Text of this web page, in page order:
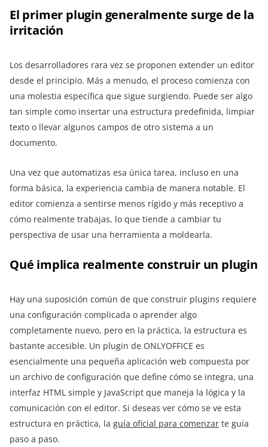
El primer plugin generalmente surge de la
irritación
Los desarrolladores rara vez se proponen extender un editor
desde el principio. Más a menudo, el proceso comienza con
una molestia específica que sigue surgiendo. Puede ser algo
tan simple como insertar una estructura predefinida, limpiar
texto o llevar algunos campos de otro sistema a un
documento.
Una vez que automatizas esa única tarea, incluso en una
forma básica, la experiencia cambia de manera notable. El
editor comienza a sentirse menos rígido y más receptivo a
cómo realmente trabajas, lo que tiende a cambiar tu
perspectiva de usar una herramienta a moldearla.
Qué implica realmente construir un plugin
Hay una suposición común de que construir plugins requiere
una configuración complicada o aprender algo
completamente nuevo, pero en la práctica, la estructura es
bastante accesible. Un plugin de ONLYOFFICE es
esencialmente una pequeña aplicación web compuesta por
un archivo de configuración que define cómo se integra, una
interfaz HTML simple y JavaScript que maneja la lógica y la
comunicación con el editor. Si deseas ver cómo se ve esta
estructura en práctica, la guía oficial para comenzar te guía
paso a paso.